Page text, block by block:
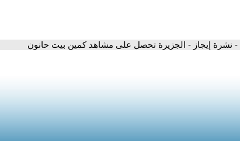
- نشرة إيجاز - الجزيرة تحصل على مشاهد كمين بيت حانون